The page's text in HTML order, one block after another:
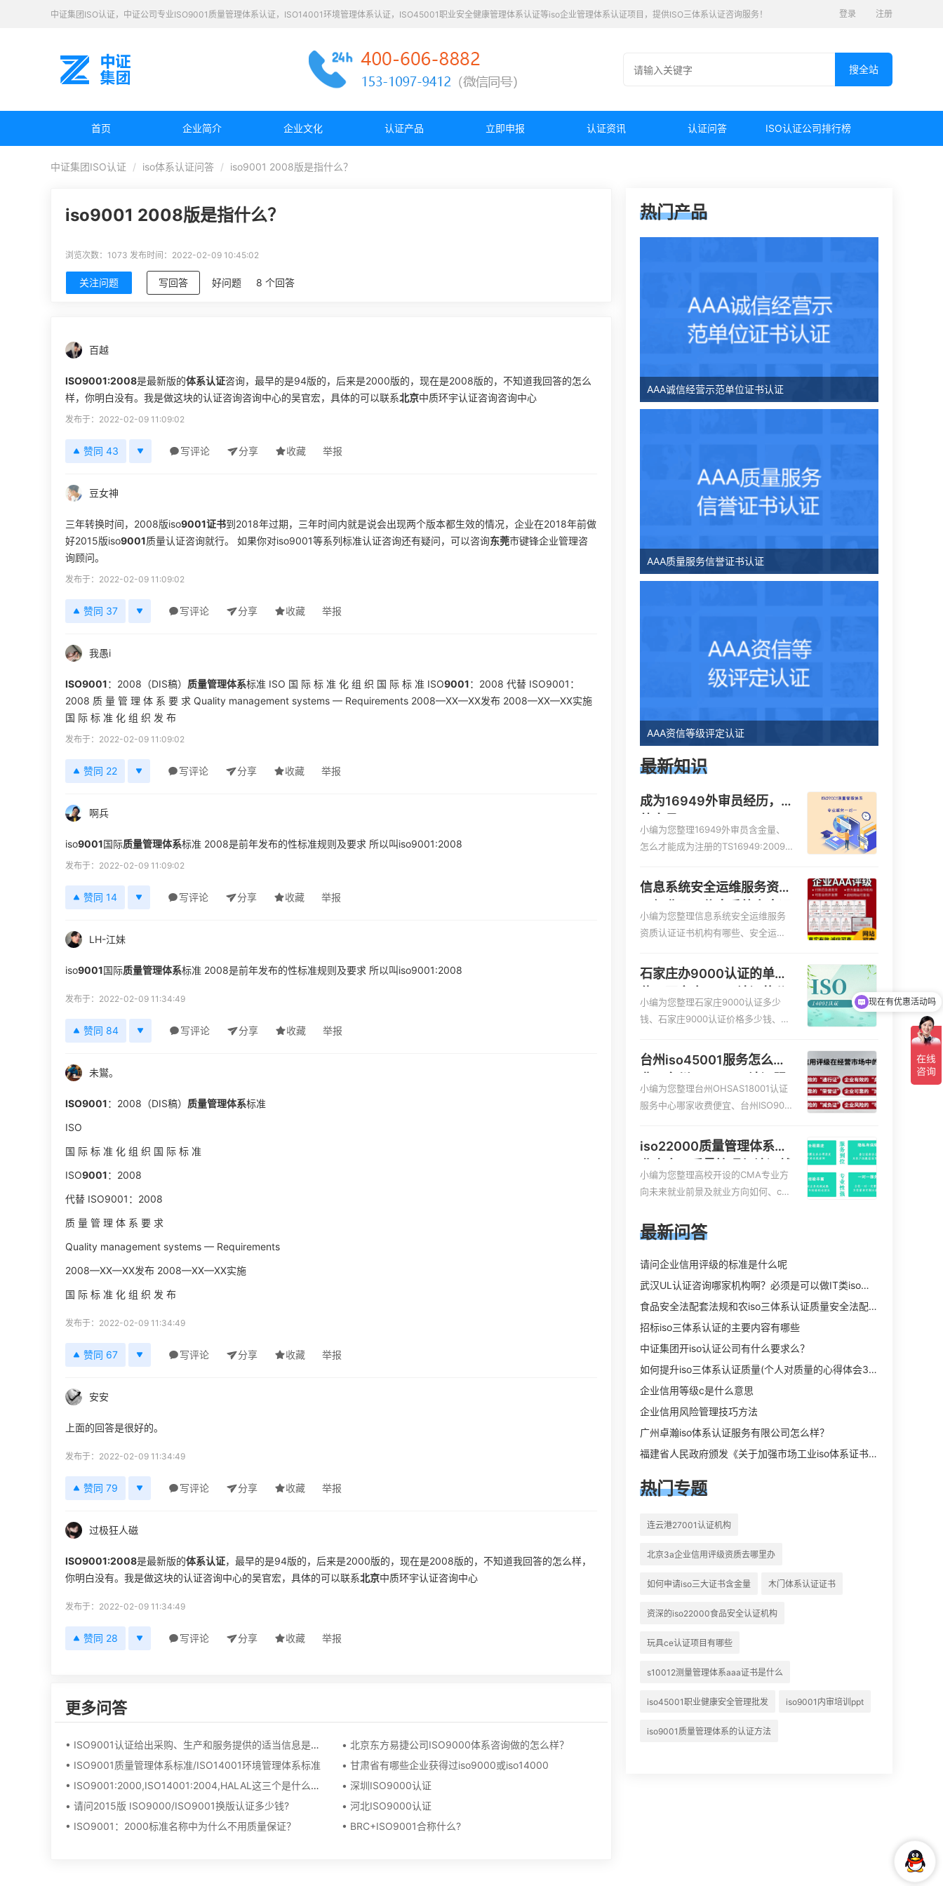
中证集团ISO认证，中证公司专业ISO9001质量管理体系认证，ISO14001环境管理体系认证，ISO45001职业安全健康管理体系认证等iso企业管理体系认证项目，提供ISO三体系认证咨询服务！ 登录 注册
首页 企业简介 企业文化 认证产品 立即申报 认证资讯 认证问答 ISO认证公司排行榜
中证集团ISO认证 iso体系认证问答 iso9001 2008版是指什么？
iso9001 2008版是指什么？
浏览次数：1073 发布时间：2022-02-09 10:45:02
关注问题 写回答 好问题 8 个回答
百越
ISO9001:2008是最新版的体系认证咨询，最早的是94版的，后来是2000版的，现在是2008版的，不知道我回答的怎么
样，你明白没有。我是做这块的认证咨询咨询中心的吴官宏，具体的可以联系北京中质环宇认证咨询咨询中心
发布于：2022-02-09 11:09:02
赞同 43 写评论 分享 收藏 举报
豆女神
三年转换时间，2008版iso9001证书到2018年过期，三年时间内就是说会出现两个版本都生效的情况，企业在2018年前做
好2015版iso9001质量认证咨询就行。 如果你对iso9001等系列标准认证咨询还有疑问，可以咨询东莞市键锋企业管理咨
询顾问。
发布于：2022-02-09 11:09:02
赞同 37 写评论 分享 收藏 举报
我愚i
ISO9001：2008（DIS稿） 质量管理体系标准 ISO 国 际 标 准 化 组 织 国 际 标 准 ISO9001：2008 代替 ISO9001：
2008 质 量 管 理 体 系 要 求 Quality management systems — Requirements 2008—XX—XX发布 2008—XX—XX实施
国 际 标 准 化 组 织 发 布
发布于：2022-02-09 11:09:02
赞同 22 写评论 分享 收藏 举报
啊兵
iso9001国际质量管理体系标准 2008是前年发布的性标准规则及要求 所以叫iso9001:2008
发布于：2022-02-09 11:09:02
赞同 14 写评论 分享 收藏 举报
LH-江妹
iso9001国际质量管理体系标准 2008是前年发布的性标准规则及要求 所以叫iso9001:2008
发布于：2022-02-09 11:34:49
赞同 84 写评论 分享 收藏 举报
未鸑。
ISO9001：2008（DIS稿） 质量管理体系标准
ISO
国 际 标 准 化 组 织 国 际 标 准
ISO9001：2008
代替 ISO9001：2008
质 量 管 理 体 系 要 求
Quality management systems — Requirements
2008—XX—XX发布 2008—XX—XX实施
国 际 标 准 化 组 织 发 布
发布于：2022-02-09 11:34:49
赞同 67 写评论 分享 收藏 举报
安安
上面的回答是很好的。
发布于：2022-02-09 11:34:49
赞同 79 写评论 分享 收藏 举报
过极狂人磁
ISO9001:2008是最新版的体系认证，最早的是94版的，后来是2000版的，现在是2008版的，不知道我回答的怎么样，
你明白没有。我是做这块的认证咨询中心的吴官宏，具体的可以联系北京中质环宇认证咨询中心
发布于：2022-02-09 11:34:49
赞同 28 写评论 分享 收藏 举报
更多问答
• ISO9001认证给出采购、生产和服务提供的适当信息是什么
• ISO9001质量管理体系标准/ISO14001环境管理体系标准
• ISO9001:2000,ISO14001:2004,HALAL这三个是什么意思呢？
• 请问2015版 ISO9000/ISO9001换版认证多少钱?
• ISO9001：2000标准名称中为什么不用质量保证？
• 北京东方易捷公司ISO9000体系咨询做的怎么样？
• 甘肃省有哪些企业获得过iso9000或iso14000
• 深圳ISO9000认证
• 河北ISO9000认证
• BRC+ISO9001合称什么?
热门产品
AAA诚信经营示范单位证书认证
AAA质量服务信誉证书认证
AAA资信等级评定认证
最新知识
成为16949外审员经历，
小编为您整理16949外审员含金量、
怎么才能成为注册的TS16949:2009
过不了解具体情况、iso9000外审
员、SA8000外审员培训相关iso体系
认证知识，详情可查看下方正文！
信息系统安全运维服务资质
维服务资质二级
小编为您整理信息系统安全运维服务
资质认证证书机构有哪些、安全运维
服务资质哪家便宜、安全运维服务资
质认证哪家效率高、信息系统安全集
成服务资质认证的申请书相关iso体系
认证知识，详情可查看下方正文！
石家庄办9000认证的单
司
小编为您整理石家庄9000认证多少
钱、石家庄9000认证价格多少钱、石
00认证价格贵吗、石家庄9000认证费
用大概多钱相关iso体系认证知识，详
情可查看下方正文！
台州iso45001服务怎么收
务怎么收费
小编为您整理台州OHSAS18001认证
服务中心哪家收费便宜、台州ISO900
E认证,台州机械机电CE认证、CE认证
怎么收费、温州科普ISO45001职业健
康安全管理体系认证收费标准是什么
相关iso体系认证知识，详情可查看下
iso22000质量管理体系就
业方向
小编为您整理高校开设的CMA专业方
向未来就业前景及就业方向如何、cm
的就业方向、cpa和cma未来就业方
向、大学生考完cma，就哪些就业方
向相关iso体系认证知识，详情可查看
最新问答
请问企业信用评级的标准是什么呢
武汉UL认证咨询哪家机构啊？必须是可以做IT类iso三体系认证UL认证的机构？
食品安全法配套法规和农iso三体系认证质量安全法配套法规分别是什么？
招标iso三体系认证的主要内容有哪些
中证集团开iso认证公司有什么要求么？
如何提升iso三体系认证质量(个人对质量的心得体会300字)
企业信用等级c是什么意思
企业信用风险管理技巧方法
广州卓瀚iso体系认证服务有限公司怎么样？
福建省人民政府颁发《关于加强市场工业iso体系证书质量监督检验与管理的暂行规定》的通知
热门专题
连云港27001认证机构
北京3a企业信用评级资质去哪里办
如何申请iso三大证书含金量 木门体系认证证书
资深的iso22000食品安全认证机构
玩具ce认证项目有哪些
s10012测量管理体系aaa证书是什么
iso45001职业健康安全管理批发 iso9001内审培训ppt
iso9001质量管理体系的认证方法
现在有优惠活动吗